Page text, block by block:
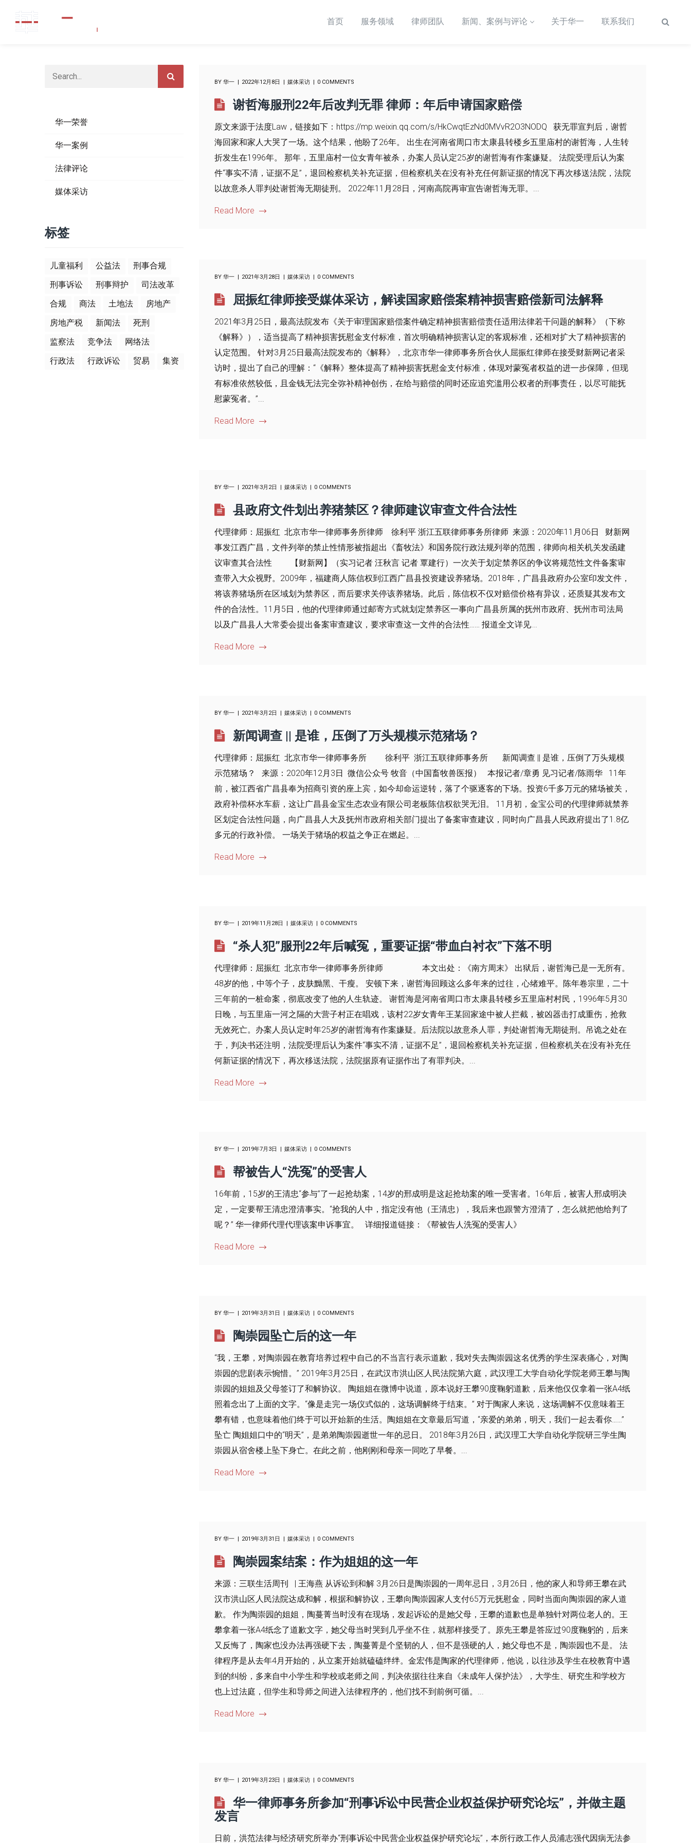
首页 服务领域 律师团队 新闻、案例与评论 关于华一 联系我们
BY 华一 2022年12月8日 媒体采访 0 COMMENTS
谢哲海服刑22年后改判无罪 律师：年后申请国家赔偿
原文来源于法度Law，链接如下：https://mp.weixin.qq.com/s/HkCwqtEzNd0MVvR2O3NODQ 获无罪宣判后，谢哲
海回家和家人大哭了一场。这个结果，他盼了26年。 出生在河南省周口市太康县转楼乡五里庙村的谢哲海，人生转
折发生在1996年。 那年，五里庙村一位女青年被杀，办案人员认定25岁的谢哲海有作案嫌疑。 法院受理后认为案
件“事实不清，证据不足”，退回检察机关补充证据，但检察机关在没有补充任何新证据的情况下再次移送法院，法院
以故意杀人罪判处谢哲海无期徒刑。 2022年11月28日，河南高院再审宣告谢哲海无罪。...
Read More
BY 华一 2021年3月28日 媒体采访 0 COMMENTS
屈振红律师接受媒体采访，解读国家赔偿案精神损害赔偿新司法解释
2021年3月25日，最高法院发布《关于审理国家赔偿案件确定精神损害赔偿责任适用法律若干问题的解释》（下称
《解释》），适当提高了精神损害抚慰金支付标准，首次明确精神损害认定的客观标准，还相对扩大了精神损害的
认定范围。 针对3月25日最高法院发布的《解释》，北京市华一律师事务所合伙人屈振红律师在接受财新网记者采
访时，提出了自己的理解：“《解释》整体提高了精神损害抚慰金支付标准，体现对蒙冤者权益的进一步保障，但现
有标准依然较低，且金钱无法完全弥补精神创伤，在给与赔偿的同时还应追究滥用公权者的刑事责任，以尽可能抚
慰蒙冤者。”...
Read More
BY 华一 2021年3月2日 媒体采访 0 COMMENTS
县政府文件划出养猪禁区？律师建议审查文件合法性
代理律师：屈振红 北京市华一律师事务所律师 徐利平 浙江五联律师事务所律师 来源：2020年11月06日 财新网
事发江西广昌，文件列举的禁止性情形被指超出《畜牧法》和国务院行政法规列举的范围，律师向相关机关发函建
议审查其合法性 【财新网】（实习记者 汪秋言 记者 覃建行）一次关于划定禁养区的争议将规范性文件备案审
查带入大众视野。2009年，福建商人陈信权到江西广昌县投资建设养猪场。2018年，广昌县政府办公室印发文件，
将该养猪场所在区域划为禁养区，而后要求关停该养猪场。此后，陈信权不仅对赔偿价格有异议，还质疑其发布文
件的合法性。11月5日，他的代理律师通过邮寄方式就划定禁养区一事向广昌县所属的抚州市政府、抚州市司法局
以及广昌县人大常委会提出备案审查建议，要求审查这一文件的合法性…… 报道全文详见...
Read More
BY 华一 2021年3月2日 媒体采访 0 COMMENTS
新闻调查 || 是谁，压倒了万头规模示范猪场？
代理律师：屈振红 北京市华一律师事务所 徐利平 浙江五联律师事务所 新闻调查 || 是谁，压倒了万头规模
示范猪场？ 来源：2020年12月3日 微信公众号 牧音（中国畜牧兽医报） 本报记者/章勇 见习记者/陈雨华 11年
前，被江西省广昌县奉为招商引资的座上宾，如今却命运逆转，落了个驱逐客的下场。投资6千多万元的猪场被关，
政府补偿杯水车薪，这让广昌县金宝生态农业有限公司老板陈信权欲哭无泪。 11月初，金宝公司的代理律师就禁养
区划定合法性问题，向广昌县人大及抚州市政府相关部门提出了备案审查建议，同时向广昌县人民政府提出了1.8亿
多元的行政补偿。 一场关于猪场的权益之争正在燃起。...
Read More
BY 华一 2019年11月28日 媒体采访 0 COMMENTS
“杀人犯”服刑22年后喊冤，重要证据“带血白衬衣”下落不明
代理律师：屈振红 北京市华一律师事务所律师 本文出处：《南方周末》 出狱后，谢哲海已是一无所有。
48岁的他，中等个子，皮肤黝黑、干瘦。 安顿下来，谢哲海回顾这么多年来的过往，心绪难平。陈年卷宗里，二十
三年前的一桩命案，彻底改变了他的人生轨迹。 谢哲海是河南省周口市太康县转楼乡五里庙村村民，1996年5月30
日晚，与五里庙一河之隔的大营子村正在唱戏，该村22岁女青年王某回家途中被人拦截，被凶器击打成重伤，抢救
无效死亡。办案人员认定时年25岁的谢哲海有作案嫌疑。后法院以故意杀人罪，判处谢哲海无期徒刑。吊诡之处在
于，判决书还注明，法院受理后认为案件“事实不清，证据不足”，退回检察机关补充证据，但检察机关在没有补充任
何新证据的情况下，再次移送法院，法院据原有证据作出了有罪判决。...
Read More
BY 华一 2019年7月3日 媒体采访 0 COMMENTS
帮被告人“洗冤”的受害人
16年前，15岁的王清忠“参与”了一起抢劫案，14岁的邢成明是这起抢劫案的唯一受害者。16年后，被害人邢成明决
定，一定要帮王清忠澄清事实。“抢我的人中，指定没有他（王清忠），我后来也跟警方澄清了，怎么就把他给判了
呢？” 华一律师代理代理该案申诉事宜。 详细报道链接：《帮被告人洗冤的受害人》
Read More
BY 华一 2019年3月31日 媒体采访 0 COMMENTS
陶崇园坠亡后的这一年
“我，王攀，对陶崇园在教育培养过程中自己的不当言行表示道歉，我对失去陶崇园这名优秀的学生深表痛心，对陶
崇园的悲剧表示惋惜。” 2019年3月25日，在武汉市洪山区人民法院第六庭，武汉理工大学自动化学院老师王攀与陶
崇园的姐姐及父母签订了和解协议。 陶姐姐在微博中说道，原本说好王攀90度鞠躬道歉，后来他仅仅拿着一张A4纸
照着念出了上面的文字。“像是走完一场仪式似的，这场调解终于结束。” 对于陶家人来说，这场调解不仅意味着王
攀有错，也意味着他们终于可以开始新的生活。陶姐姐在文章最后写道，“亲爱的弟弟，明天，我们一起去看你……”
坠亡 陶姐姐口中的“明天”，是弟弟陶崇园逝世一年的忌日。 2018年3月26日，武汉理工大学自动化学院研三学生陶
崇园从宿舍楼上坠下身亡。在此之前，他刚刚和母亲一同吃了早餐。...
Read More
BY 华一 2019年3月31日 媒体采访 0 COMMENTS
陶崇园案结案：作为姐姐的这一年
来源：三联生活周刊 | 王海燕 从诉讼到和解 3月26日是陶崇园的一周年忌日，3月26日，他的家人和导师王攀在武
汉市洪山区人民法院达成和解，根据和解协议，王攀向陶崇园家人支付65万元抚慰金，同时当面向陶崇园的家人道
歉。 作为陶崇园的姐姐，陶蔓菁当时没有在现场，发起诉讼的是她父母，王攀的道歉也是单独针对两位老人的。王
攀拿着一张A4纸念了道歉文字，她父母当时哭到几乎坐不住，就那样接受了。原先王攀是答应过90度鞠躬的，后来
又反悔了，陶家也没办法再强硬下去，陶蔓菁是个坚韧的人，但不是强硬的人，她父母也不是，陶崇园也不是。 法
律程序是从去年4月开始的，从立案开始就磕磕绊绊。金宏伟是陶家的代理律师，他说，以往涉及学生在校教育中遇
到的纠纷，多来自中小学生和学校或老师之间，判决依据往往来自《未成年人保护法》，大学生、研究生和学校方
也上过法庭，但学生和导师之间进入法律程序的，他们找不到前例可循。...
Read More
BY 华一 2019年3月23日 媒体采访 0 COMMENTS
华一律师事务所参加“刑事诉讼中民营企业权益保护研究论坛”，并做主题
发言
日前，洪范法律与经济研究所举办“刑事诉讼中民营企业权益保护研究论坛”，本所行政工作人员浦志强代因病无法参
华一荣誉
华一案例
法律评论
媒体采访
标签
儿童福利 公益法
刑事合规
刑事诉讼
刑事辩护
司法改革
合规
商法 土地法
房地产
房地产税
新闻法
死刑
监察法
竞争法
网络法
行政法
行政诉讼 贸易 集资